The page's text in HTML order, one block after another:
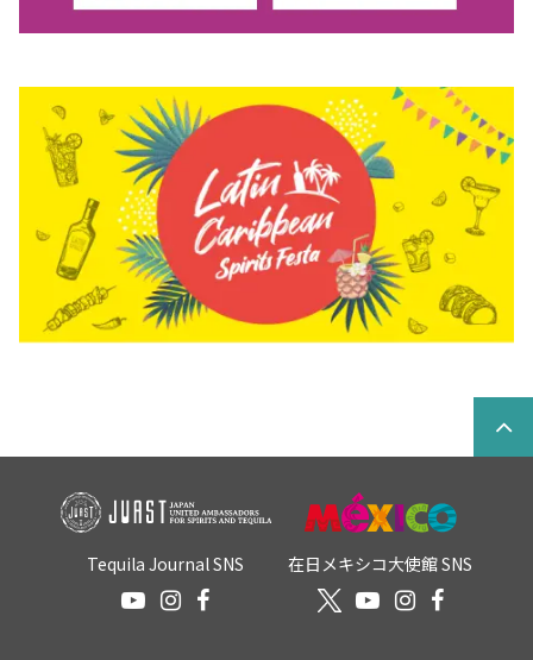
Tequila Journal SNS 在日メキシコ大使館 SNS